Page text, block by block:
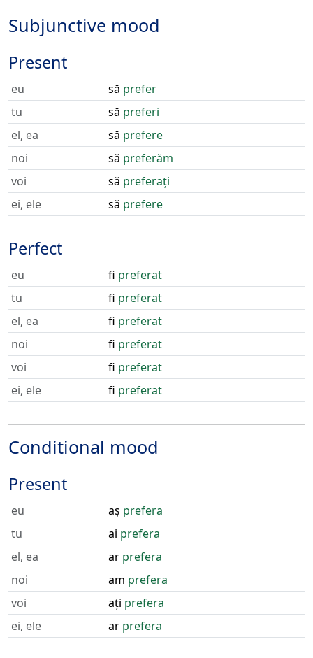
Subjunctive mood
Present
eu să prefer
tu
să preferi
el, ea
să prefere
noi
să preferăm
voi
să preferați
ei, ele
să prefere
Perfect
eu fi preferat
tu
fi preferat
el, ea
fi preferat
noi
fi preferat
voi
fi preferat
ei, ele
fi preferat
Conditional mood
Present
eu aș prefera
tu
ai prefera
el, ea
ar prefera
noi
am prefera
voi
ați prefera
ei, ele
ar prefera